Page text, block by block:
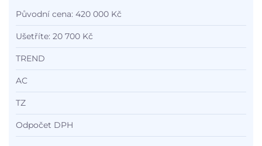
Původní cena: 420 000 Kč
Ušetříte: 20 700 Kč
TREND
AC
TZ
Odpočet DPH